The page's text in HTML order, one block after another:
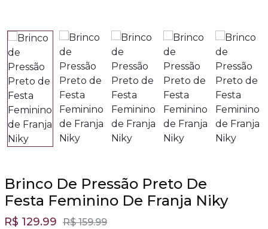
Brinco De Pressão Preto De
Festa Feminino De Franja Niky
R$ 129.99 R$ 159.99